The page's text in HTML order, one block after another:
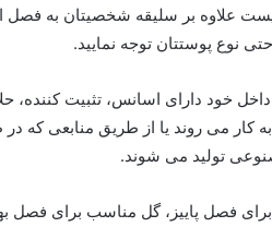
علاوه بر سلیقه شخصیتان به فصل
نوع پوستتان توجه نمایید.
خود دارای اسانس، تثبیت کننده،
شکل جهت تهیه عطر ها به کار می روند یا از طریق منابعی
تولید می شوند.
فصل پاییز، گل مناسب برای فصل